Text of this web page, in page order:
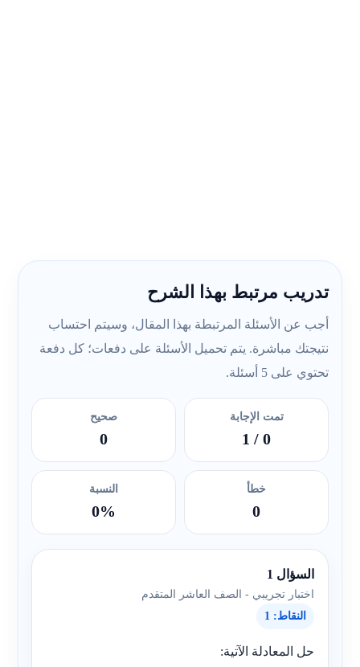
تدريب مرتبط بهذا الشرح
أجب عن الأسئلة المرتبطة بهذا المقال، وسيتم احتساب
نتيجتك مباشرة. يتم تحميل الأسئلة على دفعات؛ كل دفعة
تحتوي على 5 أسئلة.
تمت الإجابة
0
/ 1
صحيح
0
خطأ
0
النسبة
0%
السؤال 1
اختبار تجريبي - الصف العاشر المتقدم
النقاط: 1
حل المعادلة الآتية: